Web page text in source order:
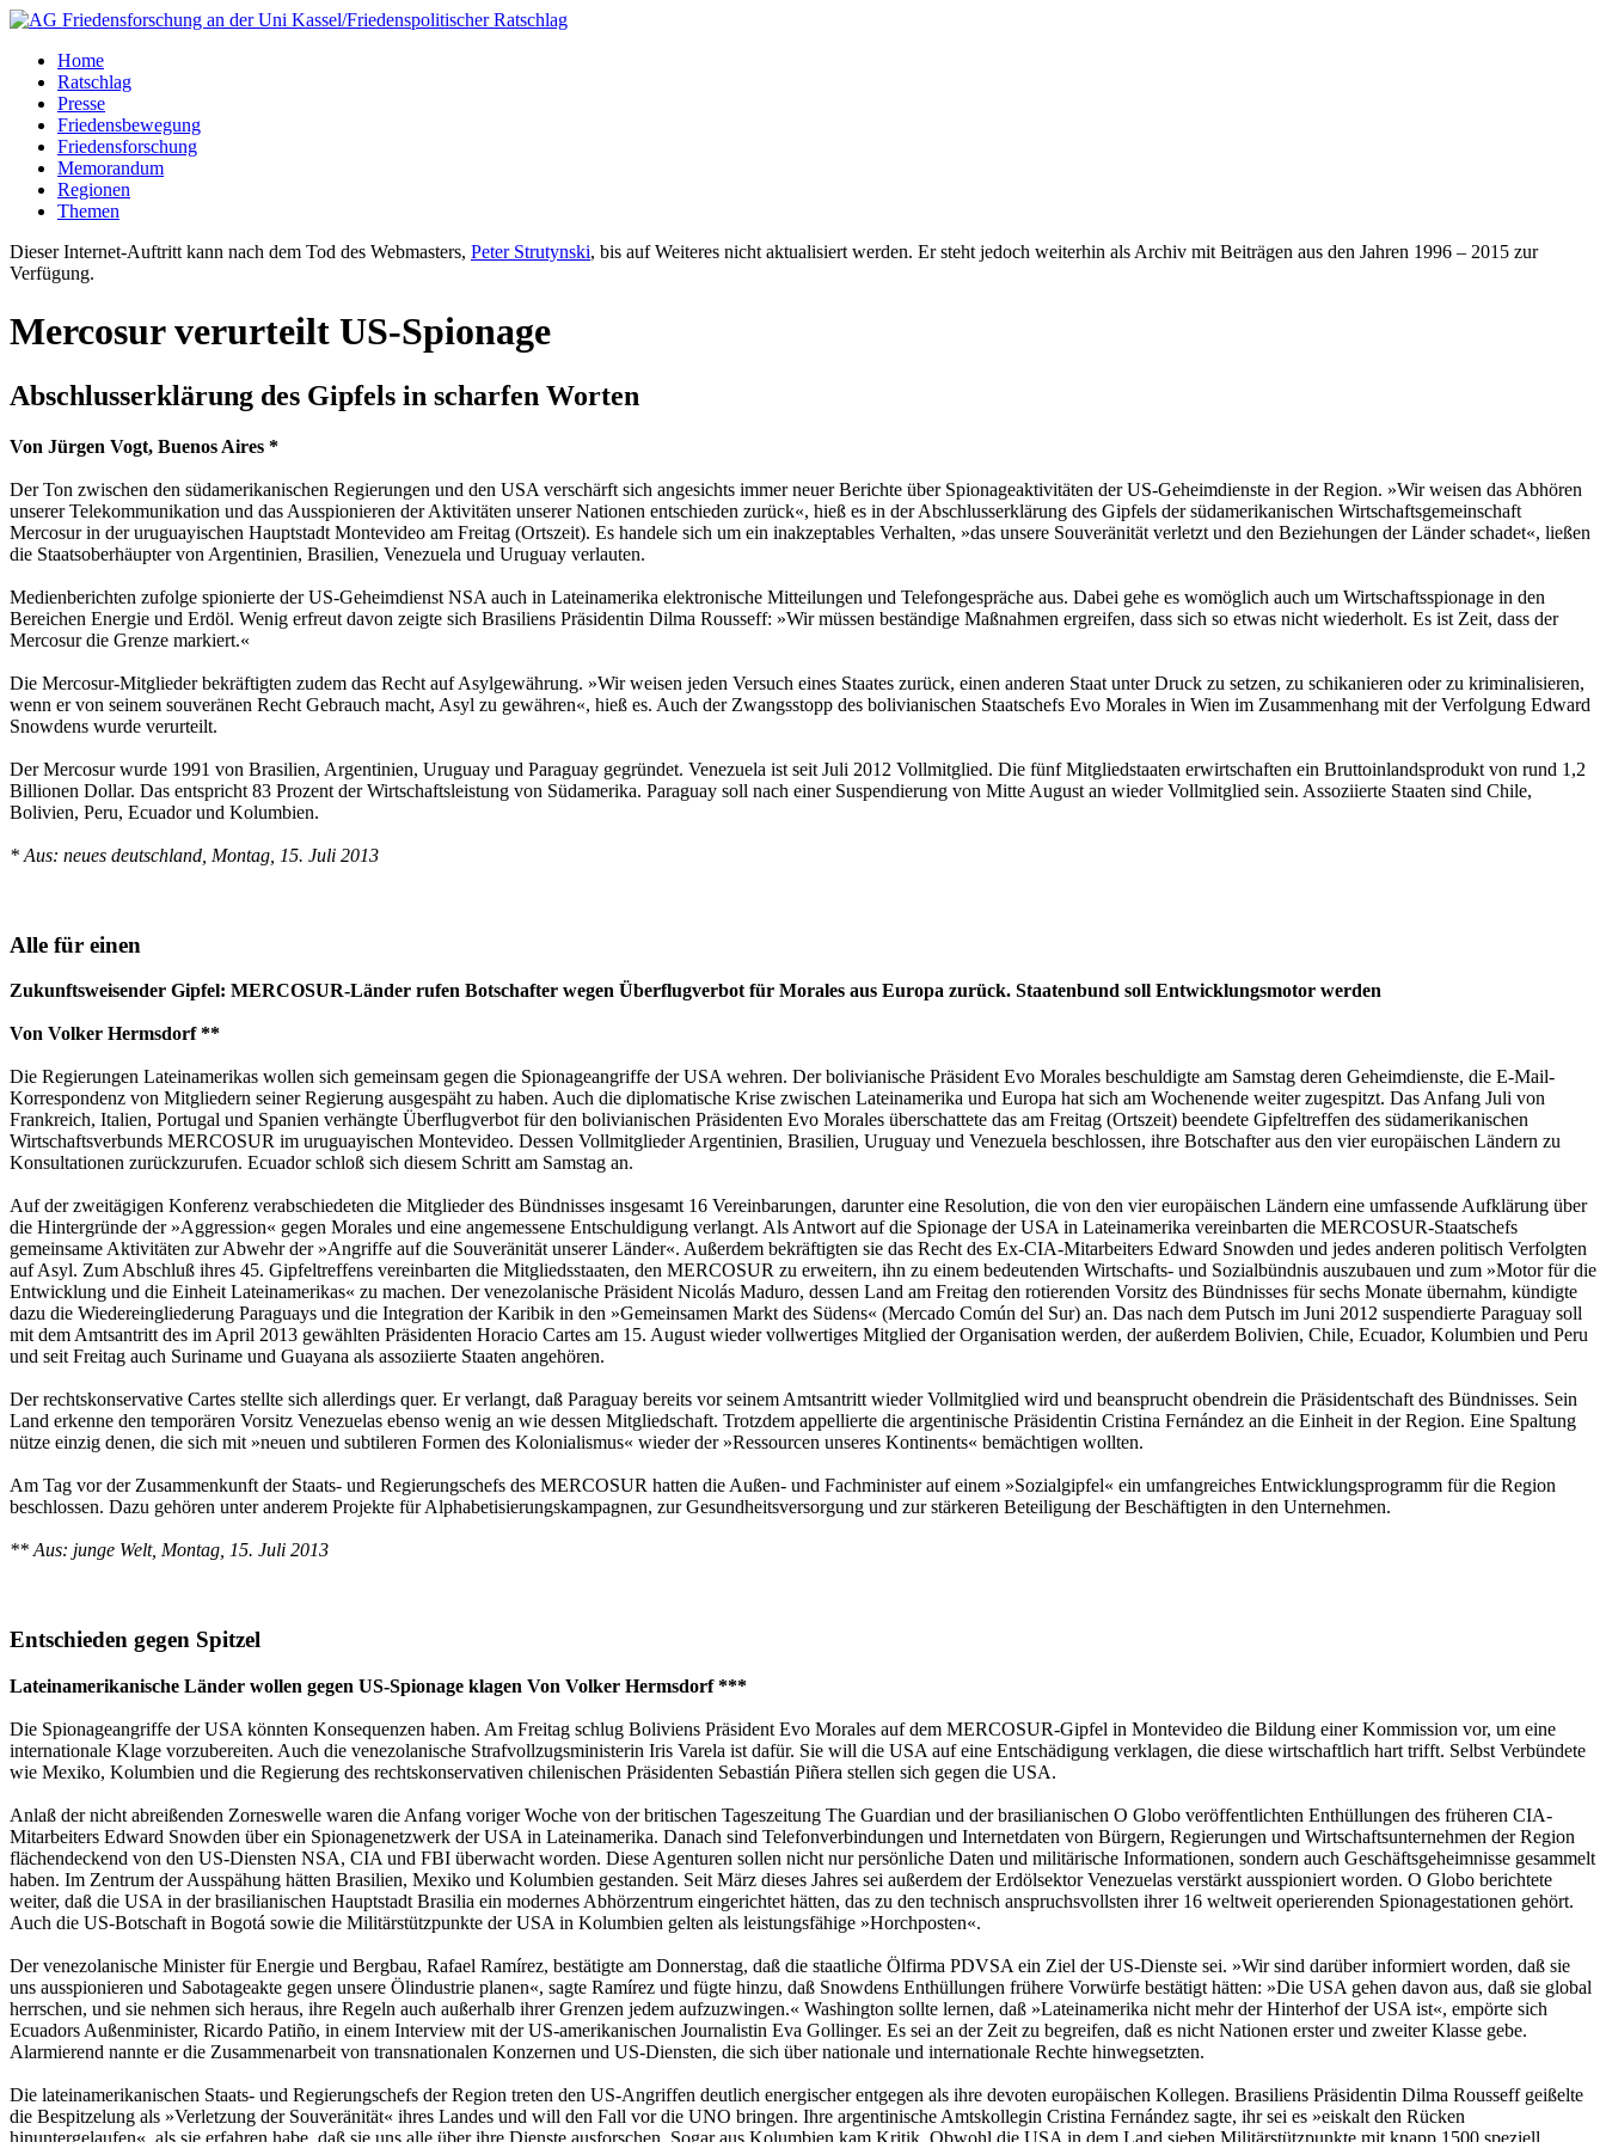
Home
Ratschlag
Presse
Friedensbewegung
Friedensforschung
Memorandum
Regionen
Themen
Dieser Internet-Auftritt kann nach dem Tod des Webmasters, Peter Strutynski, bis auf Weiteres nicht aktualisiert werden. Er steht jedoch weiterhin als Archiv mit Beiträgen aus den Jahren 1996 – 2015 zur
Verfügung.
Mercosur verurteilt US-Spionage
Abschlusserklärung des Gipfels in scharfen Worten
Von Jürgen Vogt, Buenos Aires *
Der Ton zwischen den südamerikanischen Regierungen und den USA verschärft sich angesichts immer neuer Berichte über Spionageaktivitäten der US-Geheimdienste in der Region. »Wir weisen das Abhören
unserer Telekommunikation und das Ausspionieren der Aktivitäten unserer Nationen entschieden zurück«, hieß es in der Abschlusserklärung des Gipfels der südamerikanischen Wirtschaftsgemeinschaft
Mercosur in der uruguayischen Hauptstadt Montevideo am Freitag (Ortszeit). Es handele sich um ein inakzeptables Verhalten, »das unsere Souveränität verletzt und den Beziehungen der Länder schadet«, ließen
die Staatsoberhäupter von Argentinien, Brasilien, Venezuela und Uruguay verlauten.
Medienberichten zufolge spionierte der US-Geheimdienst NSA auch in Lateinamerika elektronische Mitteilungen und Telefongespräche aus. Dabei gehe es womöglich auch um Wirtschaftsspionage in den
Bereichen Energie und Erdöl. Wenig erfreut davon zeigte sich Brasiliens Präsidentin Dilma Rousseff: »Wir müssen beständige Maßnahmen ergreifen, dass sich so etwas nicht wiederholt. Es ist Zeit, dass der
Mercosur die Grenze markiert.«
Die Mercosur-Mitglieder bekräftigten zudem das Recht auf Asylgewährung. »Wir weisen jeden Versuch eines Staates zurück, einen anderen Staat unter Druck zu setzen, zu schikanieren oder zu kriminalisieren,
wenn er von seinem souveränen Recht Gebrauch macht, Asyl zu gewähren«, hieß es. Auch der Zwangsstopp des bolivianischen Staatschefs Evo Morales in Wien im Zusammenhang mit der Verfolgung Edward
Snowdens wurde verurteilt.
Der Mercosur wurde 1991 von Brasilien, Argentinien, Uruguay und Paraguay gegründet. Venezuela ist seit Juli 2012 Vollmitglied. Die fünf Mitgliedstaaten erwirtschaften ein Bruttoinlandsprodukt von rund 1,2
Billionen Dollar. Das entspricht 83 Prozent der Wirtschaftsleistung von Südamerika. Paraguay soll nach einer Suspendierung von Mitte August an wieder Vollmitglied sein. Assoziierte Staaten sind Chile,
Bolivien, Peru, Ecuador und Kolumbien.
* Aus: neues deutschland, Montag, 15. Juli 2013
Alle für einen
Zukunftsweisender Gipfel: MERCOSUR-Länder rufen Botschafter wegen Überflugverbot für Morales aus Europa zurück. Staatenbund soll Entwicklungsmotor werden
Von Volker Hermsdorf **
Die Regierungen Lateinamerikas wollen sich gemeinsam gegen die Spionageangriffe der USA wehren. Der bolivianische Präsident Evo Morales beschuldigte am Samstag deren Geheimdienste, die E-Mail-
Korrespondenz von Mitgliedern seiner Regierung ausgespäht zu haben. Auch die diplomatische Krise zwischen Lateinamerika und Europa hat sich am Wochenende weiter zugespitzt. Das Anfang Juli von
Frankreich, Italien, Portugal und Spanien verhängte Überflugverbot für den bolivianischen Präsidenten Evo Morales überschattete das am Freitag (Ortszeit) beendete Gipfeltreffen des südamerikanischen
Wirtschaftsverbunds MERCOSUR im uruguayischen Montevideo. Dessen Vollmitglieder Argentinien, Brasilien, Uruguay und Venezuela beschlossen, ihre Botschafter aus den vier europäischen Ländern zu
Konsultationen zurückzurufen. Ecuador schloß sich diesem Schritt am Samstag an.
Auf der zweitägigen Konferenz verabschiedeten die Mitglieder des Bündnisses insgesamt 16 Vereinbarungen, darunter eine Resolution, die von den vier europäischen Ländern eine umfassende Aufklärung über
die Hintergründe der »Aggression« gegen Morales und eine angemessene Entschuldigung verlangt. Als Antwort auf die Spionage der USA in Lateinamerika vereinbarten die MERCOSUR-Staatschefs
gemeinsame Aktivitäten zur Abwehr der »Angriffe auf die Souveränität unserer Länder«. Außerdem bekräftigten sie das Recht des Ex-CIA-Mitarbeiters Edward Snowden und jedes anderen politisch Verfolgten
auf Asyl. Zum Abschluß ihres 45. Gipfeltreffens vereinbarten die Mitgliedsstaaten, den MERCOSUR zu erweitern, ihn zu einem bedeutenden Wirtschafts- und Sozialbündnis auszubauen und zum »Motor für die
Entwicklung und die Einheit Lateinamerikas« zu machen. Der venezolanische Präsident Nicolás Maduro, dessen Land am Freitag den rotierenden Vorsitz des Bündnisses für sechs Monate übernahm, kündigte
dazu die Wiedereingliederung Paraguays und die Integration der Karibik in den »Gemeinsamen Markt des Südens« (Mercado Común del Sur) an. Das nach dem Putsch im Juni 2012 suspendierte Paraguay soll
mit dem Amtsantritt des im April 2013 gewählten Präsidenten Horacio Cartes am 15. August wieder vollwertiges Mitglied der Organisation werden, der außerdem Bolivien, Chile, Ecuador, Kolumbien und Peru
und seit Freitag auch Suriname und Guayana als assoziierte Staaten angehören.
Der rechtskonservative Cartes stellte sich allerdings quer. Er verlangt, daß Paraguay bereits vor seinem Amtsantritt wieder Vollmitglied wird und beansprucht obendrein die Präsidentschaft des Bündnisses. Sein
Land erkenne den temporären Vorsitz Venezuelas ebenso wenig an wie dessen Mitgliedschaft. Trotzdem appellierte die argentinische Präsidentin Cristina Fernández an die Einheit in der Region. Eine Spaltung
nütze einzig denen, die sich mit »neuen und subtileren Formen des Kolonialismus« wieder der »Ressourcen unseres Kontinents« bemächtigen wollten.
Am Tag vor der Zusammenkunft der Staats- und Regierungschefs des MERCOSUR hatten die Außen- und Fachminister auf einem »Sozialgipfel« ein umfangreiches Entwicklungsprogramm für die Region
beschlossen. Dazu gehören unter anderem Projekte für Alphabetisierungskampagnen, zur Gesundheitsversorgung und zur stärkeren Beteiligung der Beschäftigten in den Unternehmen.
** Aus: junge Welt, Montag, 15. Juli 2013
Entschieden gegen Spitzel
Lateinamerikanische Länder wollen gegen US-Spionage klagen Von Volker Hermsdorf ***
Die Spionageangriffe der USA könnten Konsequenzen haben. Am Freitag schlug Boliviens Präsident Evo Morales auf dem MERCOSUR-Gipfel in Montevideo die Bildung einer Kommission vor, um eine
internationale Klage vorzubereiten. Auch die venezolanische Strafvollzugsministerin Iris Varela ist dafür. Sie will die USA auf eine Entschädigung verklagen, die diese wirtschaftlich hart trifft. Selbst Verbündete
wie Mexiko, Kolumbien und die Regierung des rechtskonservativen chilenischen Präsidenten Sebastián Piñera stellen sich gegen die USA.
Anlaß der nicht abreißenden Zorneswelle waren die Anfang voriger Woche von der britischen Tageszeitung The Guardian und der brasilianischen O Globo veröffentlichten Enthüllungen des früheren CIA-
Mitarbeiters Edward Snowden über ein Spionagenetzwerk der USA in Lateinamerika. Danach sind Telefonverbindungen und Internetdaten von Bürgern, Regierungen und Wirtschaftsunternehmen der Region
flächendeckend von den US-Diensten NSA, CIA und FBI überwacht worden. Diese Agenturen sollen nicht nur persönliche Daten und militärische Informationen, sondern auch Geschäftsgeheimnisse gesammelt
haben. Im Zentrum der Ausspähung hätten Brasilien, Mexiko und Kolumbien gestanden. Seit März dieses Jahres sei außerdem der Erdölsektor Venezuelas verstärkt ausspioniert worden. O Globo berichtete
weiter, daß die USA in der brasilianischen Hauptstadt Brasilia ein modernes Abhörzentrum eingerichtet hätten, das zu den technisch anspruchsvollsten ihrer 16 weltweit operierenden Spionagestationen gehört.
Auch die US-Botschaft in Bogotá sowie die Militärstützpunkte der USA in Kolumbien gelten als leistungsfähige »Horchposten«.
Der venezolanische Minister für Energie und Bergbau, Rafael Ramírez, bestätigte am Donnerstag, daß die staatliche Ölfirma PDVSA ein Ziel der US-Dienste sei. »Wir sind darüber informiert worden, daß sie
uns ausspionieren und Sabotageakte gegen unsere Ölindustrie planen«, sagte Ramírez und fügte hinzu, daß Snowdens Enthüllungen frühere Vorwürfe bestätigt hätten: »Die USA gehen davon aus, daß sie global
herrschen, und sie nehmen sich heraus, ihre Regeln auch außerhalb ihrer Grenzen jedem aufzuzwingen.« Washington sollte lernen, daß »Lateinamerika nicht mehr der Hinterhof der USA ist«, empörte sich
Ecuadors Außenminister, Ricardo Patiño, in einem Interview mit der US-amerikanischen Journalistin Eva Gollinger. Es sei an der Zeit zu begreifen, daß es nicht Nationen erster und zweiter Klasse gebe.
Alarmierend nannte er die Zusammenarbeit von transnationalen Konzernen und US-Diensten, die sich über nationale und internationale Rechte hinwegsetzten.
Die lateinamerikanischen Staats- und Regierungschefs der Region treten den US-Angriffen deutlich ­energischer entgegen als ihre devoten europäischen Kollegen. Brasiliens Präsidentin Dilma Rousseff geißelte
die Bespitzelung als »Verletzung der Souveränität« ihres Landes und will den Fall vor die UNO bringen. Ihre argentinische Amtskollegin Cristina Fernández sagte, ihr sei es »eiskalt den Rücken
hinuntergelaufen«, als sie erfahren habe, daß sie uns alle über ihre Dienste ausforschen. Sogar aus Kolumbien kam Kritik. Obwohl die USA in dem Land sieben Militärstützpunkte mit knapp 1500 speziell